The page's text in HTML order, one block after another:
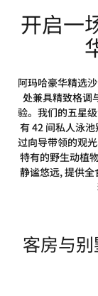
开启一
阿玛哈豪华精选
处兼具精致格调
验。我们的五星
有 42 间私人泳
过向导带领的观
特有的野生动植
静谧悠远, 提供
客房与